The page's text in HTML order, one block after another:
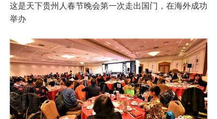
这是天下贵州人春节晚会第一次走出国门，在海外成功
举办